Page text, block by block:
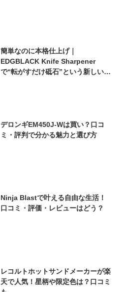
簡単なのに本格仕上げ｜
EDGBLACK Knife Sharpener
で“転がすだけ砥石”という新しい選
デロンギEM450J-Wは買い？口コ
ミ・評判で分かる魅力と選び方
Ninja Blastで叶える自由な生活！
口コミ・評価・レビューはどう？
レコルトホットサンドメーカーが楽
天で人気！星柄や限定色は？口コミ